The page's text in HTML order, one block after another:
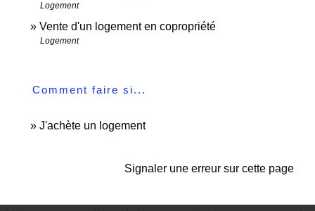
Logement
Vente d'un logement en copropriété
Logement
Comment faire si...
J'achète un logement
Signaler une erreur sur cette page